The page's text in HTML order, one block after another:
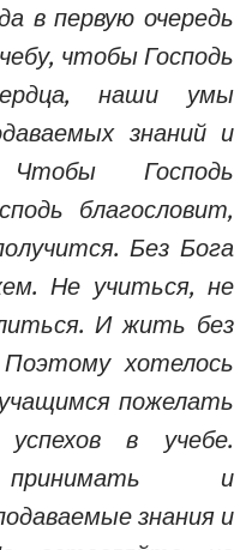
в первую очередь
чтобы Господь
наши умы
знаний и
Господь
благословит,
Без Бога
Не учиться, не
И жить без
хотелось
пожелать
в учебе.
и
знания и